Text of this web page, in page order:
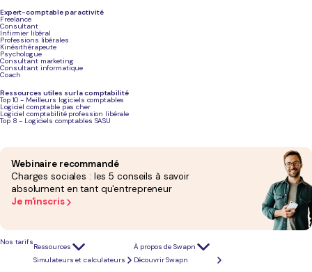
Expert-comptable par activité
Freelance
Consultant
Infirmier libéral
Professions libérales
Kinésithérapeute
Psychologue
Consultant marketing
Consultant informatique
Coach
Ressources utiles sur la comptabilité
Top 10 - Meilleurs logiciels comptables
Logiciel comptable pas cher
Logiciel comptabilité profession libérale
Top 8 - Logiciels comptables SASU
Webinaire recommandé
Charges sociales : les 5 conseils à savoir
absolument en tant qu'entrepreneur
Je m'inscris
Nos tarifs
Ressources
Simulateurs et calculateurs
À propos de Swapn
Découvrir Swapn